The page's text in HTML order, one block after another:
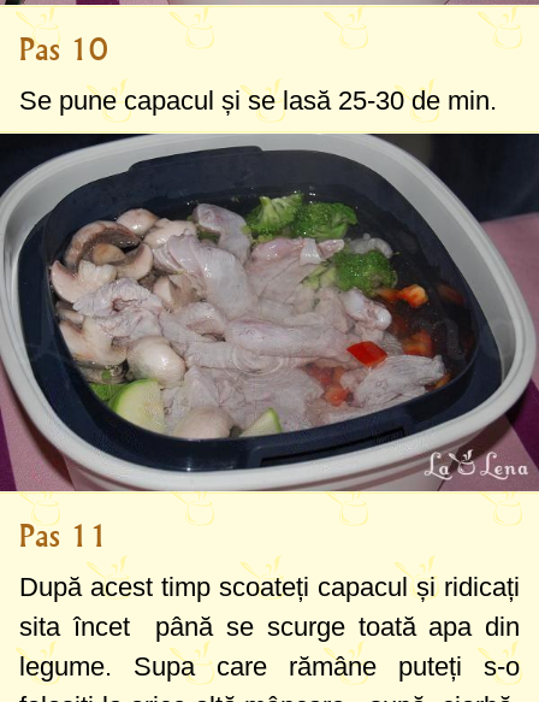
Pas 10
Se pune capacul și se lasă 25-30 de min.
Pas 11
După acest timp scoateți capacul și ridicați
sita încet până se scurge toată apa din
legume. Supa care rămâne puteți s-o